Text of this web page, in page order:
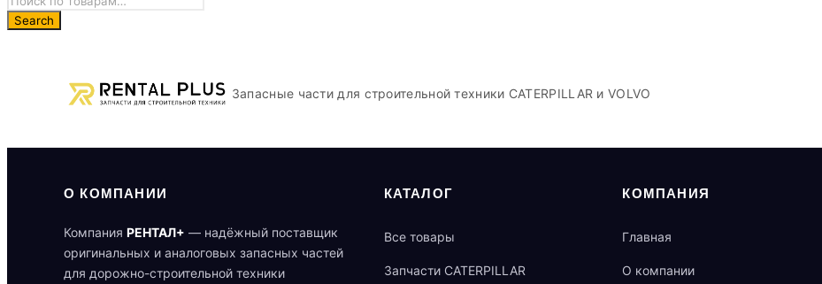
Запасные части для строительной техники CATERPILLAR и VOLVO
О КОМПАНИИ
Компания РЕНТАЛ+ — надёжный поставщик
оригинальных и аналоговых запасных частей
для дорожно-строительной техники
КАТАЛОГ
Все товары
Запчасти CATERPILLAR
КОМПАНИЯ
Главная
О компании